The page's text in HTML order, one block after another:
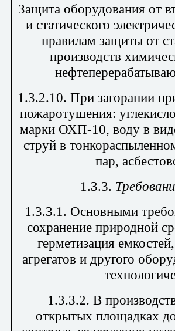
Защита оборудования от
и статического
правилам защиты от
производств
1.3.2.10. При загорании
пожаротушения:
марки ОХП-10, воду в
струй в
пар,
1.3.3.
1.3.3.1. Основными
сохранение природной
герметизация
агрегатов и другого
1.3.3.2. В
открытых площадках